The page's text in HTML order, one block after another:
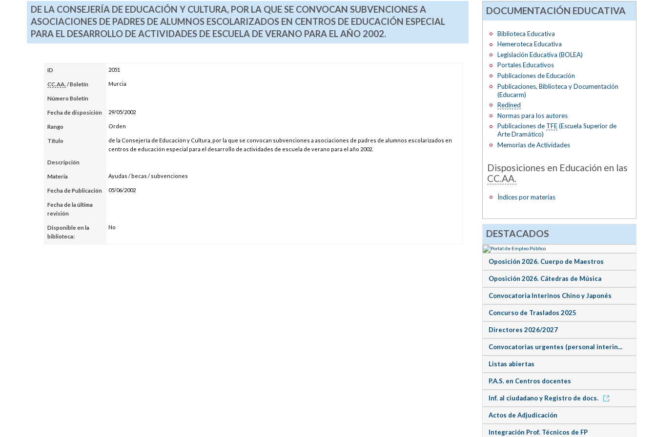
DE LA CONSEJERÍA DE EDUCACIÓN Y CULTURA, POR LA QUE SE CONVOCAN SUBVENCIONES A
ASOCIACIONES DE PADRES DE ALUMNOS ESCOLARIZADOS EN CENTROS DE EDUCACIÓN ESPECIAL
PARA EL DESARROLLO DE ACTIVIDADES DE ESCUELA DE VERANO PARA EL AÑO 2002.
ID 2051
CC.AA. / Boletín Murcia
Número Boletín
Fecha de disposición 29/05/2002
Rango Orden
Título
de la Consejería de Educación y Cultura, por la que se convocan subvenciones a asociaciones de padres de alumnos escolarizados en
centros de educación especial para el desarrollo de actividades de escuela de verano para el año 2002.
Descripción
Materia Ayudas / becas / subvenciones
Fecha de Publicación 05/06/2002
Fecha de la última
revisión
Disponible en la
biblioteca:
No
DOCUMENTACIÓN EDUCATIVA
Biblioteca Educativa
Hemeroteca Educativa
Legislación Educativa (BOLEA)
Portales Educativos
Publicaciones de Educación
Publicaciones, Biblioteca y Documentación
(Educarm)
Redined
Normas para los autores
Publicaciones de TFE(Escuela Superior de
Arte Dramático)
Memorias de Actividades
Disposiciones en Educación en las
CC.AA.
Índices por materias
DESTACADOS
Oposición 2026. Cuerpo de Maestros
Oposición 2026. Cátedras de Música
Convocatoria Interinos Chino y Japonés
Concurso de Traslados 2025
Directores 2026/2027
Convocatorias urgentes (personal interin...
Listas abiertas
P.A.S. en Centros docentes
Inf. al ciudadano y Registro de docs.
Actos de Adjudicación
Integración Prof. Técnicos de FP